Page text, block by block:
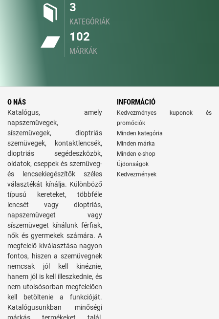
3
KATEGÓRIÁK
102
MÁRKÁK
O NÁS
Katalógus, amely
napszemüvegek,
síszemüvegek, dioptriás
szemüvegek, kontaktlencsék,
dioptriás segédeszközök,
oldatok, cseppek és szemüveg-
és lencsekiegészítők széles
választékát kínálja. Különböző
típusú kereteket, többféle
lencsét vagy dioptriás,
napszemüveget vagy
síszemüveget kínálunk férfiak,
nők és gyermekek számára. A
megfelelő kiválasztása nagyon
fontos, hiszen a szemüvegnek
nemcsak jól kell kinéznie,
hanem jól is kell illeszkednie, és
nem utolsósorban megfelelően
kell betöltenie a funkcióját.
Katalógusunkban minőségi
INFORMÁCIÓ
Kedvezményes kuponok és
promóciók
Minden kategória
Minden márka
Minden e-shop
Újdonságok
Kedvezmények